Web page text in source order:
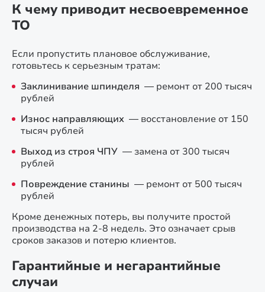
К чему приводит несвоевременное
ТО
Если пропустить плановое обслуживание,
готовьтесь к серьезным тратам:
Заклинивание шпинделя — ремонт от 200 тысяч
рублей
Износ направляющих — восстановление от 150
тысяч рублей
Выход из строя ЧПУ — замена от 300 тысяч
рублей
Повреждение станины — ремонт от 500 тысяч
рублей
Кроме денежных потерь, вы получите простой
производства на 2-8 недель. Это означает срыв
сроков заказов и потерю клиентов.
Гарантийные и негарантийные
случаи